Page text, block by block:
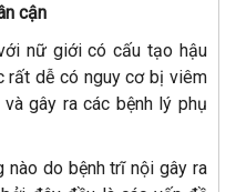
cận
nữ giới có cấu tạo hậu
rất dễ có nguy cơ bị viêm
gây ra các bệnh lý phụ
do bệnh trĩ nội gây ra